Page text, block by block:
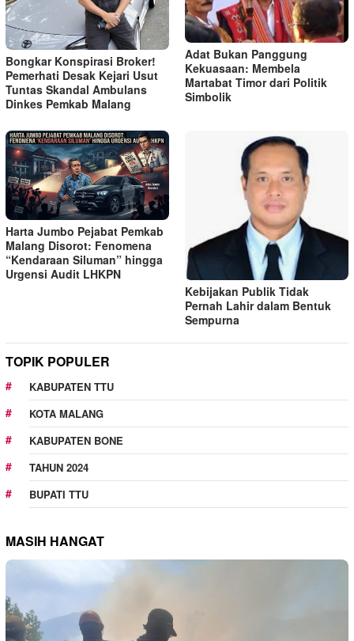
Bongkar Konspirasi Broker!
Pemerhati Desak Kejari Usut
Tuntas Skandal Ambulans
Dinkes Pemkab Malang
Adat Bukan Panggung
Kekuasaan: Membela
Martabat Timor dari Politik
Simbolik
Harta Jumbo Pejabat Pemkab
Malang Disorot: Fenomena
“Kendaraan Siluman” hingga
Urgensi Audit LHKPN
Kebijakan Publik Tidak
Pernah Lahir dalam Bentuk
Sempurna
TOPIK POPULER
KABUPATEN TTU
KOTA MALANG
KABUPATEN BONE
TAHUN 2024
BUPATI TTU
MASIH HANGAT